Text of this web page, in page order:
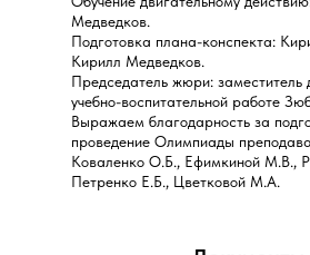
Медведков.
Подготовка плана-конспекта:
Кирилл Медведков.
Председатель жюри: заместитель
учебно-воспитательной работе
Выражаем благодарность за
проведение Олимпиады
Коваленко О.Б., Ефимкиной М.В.,
Петренко Е.Б., Цветковой М.А.